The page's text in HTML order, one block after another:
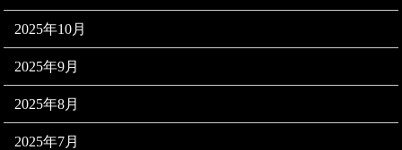
2025年10月
2025年9月
2025年8月
2025年7月